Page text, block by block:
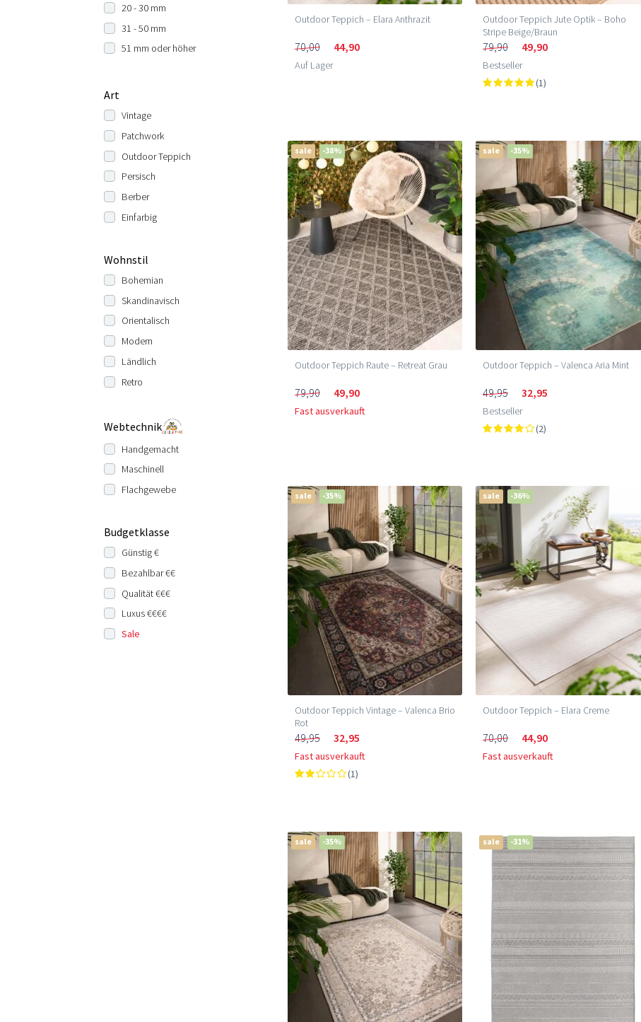
20 - 30 mm
31 - 50 mm
51 mm oder höher
Art
Vintage
Patchwork
Outdoor Teppich
Persisch
Berber
Einfarbig
Wohnstil
Bohemian
Skandinavisch
Orientalisch
Modern
Ländlich
Retro
Webtechnik
Handgemacht
Maschinell
Flachgewebe
Budgetklasse
Günstig €
Bezahlbar €€
Qualität €€€
Luxus €€€€
Sale
Outdoor Teppich – Elara Anthrazit
70,00 44,90
Auf Lager
Outdoor Teppich Jute Optik – Boho
Stripe Beige/Braun
79,90 49,90
Bestseller
(1)
sale -38%
Outdoor Teppich Raute – Retreat Grau
79,90 49,90
Fast ausverkauft
sale -35%
Outdoor Teppich – Valenca Aria Mint
49,95 32,95
Bestseller
(2)
sale -35%
Outdoor Teppich Vintage – Valenca Brio
Rot
49,95 32,95
Fast ausverkauft
(1)
sale -36%
Outdoor Teppich – Elara Creme
70,00 44,90
Fast ausverkauft
sale -35% sale -31%